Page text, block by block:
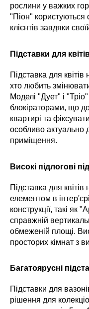
рослини у важких
"Піон"
клієнтів завдяки
Підставки для
Підставка для
хто любить
Моделі "Дует" і
блокіраторами, що
квартирі та
особливо актуально
приміщення.
Високі підлогові
Підставка для
елементом в
конструкції, такі як
справжній
обмеженій площі.
просторих кімнат з
Багатоярусні
Підставки для
рішення для